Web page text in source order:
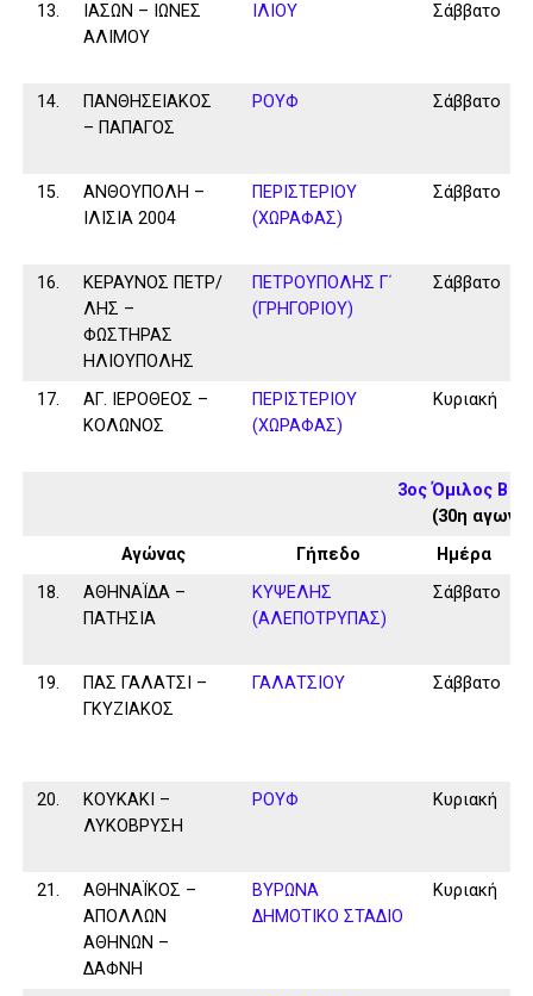
13.
ΙΑΣΩΝ – ΙΩΝΕΣ
ΑΛΙΜΟΥ
ΙΛΙΟΥ Σάββατο
14.
ΠΑΝΘΗΣΕΙΑΚΟΣ
– ΠΑΠΑΓΟΣ
ΡΟΥΦ Σάββατο
15.
ΑΝΘΟΥΠΟΛΗ –
ΙΛΙΣΙΑ 2004
ΠΕΡΙΣΤΕΡΙΟΥ
(ΧΩΡΑΦΑΣ)
Σάββατο
16.
ΚΕΡΑΥΝΟΣ ΠΕΤΡ/
ΛΗΣ –
ΦΩΣΤΗΡΑΣ
ΗΛΙΟΥΠΟΛΗΣ
ΠΕΤΡΟΥΠΟΛΗΣ Γ΄
(ΓΡΗΓΟΡΙΟΥ)
Σάββατο
17.
ΑΓ. ΙΕΡΟΘΕΟΣ –
ΚΟΛΩΝΟΣ
ΠΕΡΙΣΤΕΡΙΟΥ
(ΧΩΡΑΦΑΣ)
Κυριακή
3ος Όμιλος Β
(30η
Αγώνας
Γήπεδο Ημέρα
18.
ΑΘΗΝΑΪΔΑ –
ΠΑΤΗΣΙΑ
ΚΥΨΕΛΗΣ
(ΑΛΕΠΟΤΡΥΠΑΣ)
Σάββατο
19.
ΠΑΣ ΓΑΛΑΤΣΙ –
ΓΚΥΖΙΑΚΟΣ
ΓΑΛΑΤΣΙΟΥ Σάββατο
20.
ΚΟΥΚΑΚΙ –
ΛΥΚΟΒΡΥΣΗ
ΡΟΥΦ Κυριακή
21.
ΑΘΗΝΑΪΚΟΣ –
ΑΠΟΛΛΩΝ
ΑΘΗΝΩΝ –
ΔΑΦΝΗ
ΒΥΡΩΝΑ
ΔΗΜΟΤΙΚΟ ΣΤΑΔΙΟ
Κυριακή